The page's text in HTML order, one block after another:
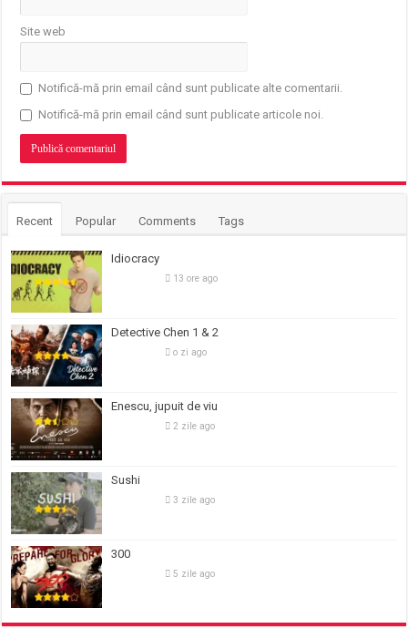
Site web
Notifică-mă prin email când sunt publicate alte comentarii.
Notifică-mă prin email când sunt publicate articole noi.
Recent Popular Comments Tags
Idiocracy
13 ore ago
Detective Chen 1 & 2
o zi ago
Enescu, jupuit de viu
2 zile ago
Sushi
3 zile ago
300
5 zile ago